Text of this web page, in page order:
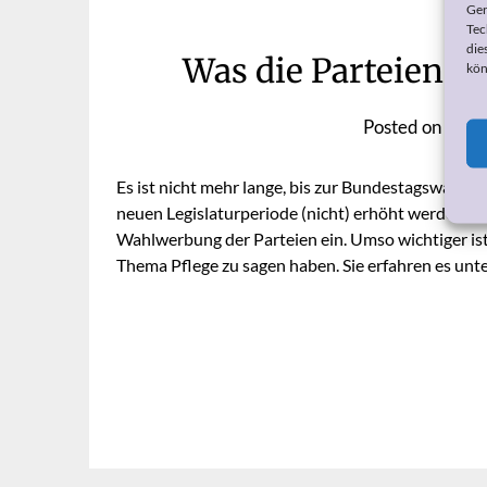
Was die Parteien
Posted on 27.
Es ist nicht mehr lange, bis zur Bundestagswahl.
neuen Legislaturperiode (nicht) erhöht werden
Wahlwerbung der Parteien ein. Umso wichtiger
Thema Pflege zu sagen haben. Sie erfahren es